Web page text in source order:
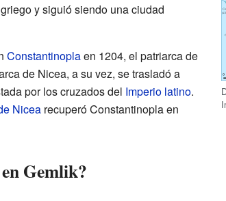
y siguió siendo una ciudad
Constantinoplaen 1204, el patriarca de
de Nicea, a su vez, se trasladó a
por los cruzados del Imperio latino.
Nicearecuperó Constantinopla en
Gemlik?